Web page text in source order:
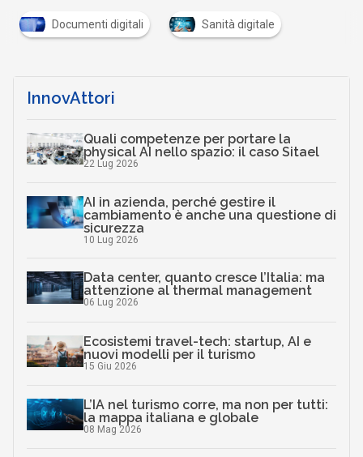
Documenti digitali Sanità digitale
InnovAttori
Quali competenze per portare la
physical AI nello spazio: il caso Sitael
22 Lug 2026
AI in azienda, perché gestire il
cambiamento è anche una questione di
sicurezza
10 Lug 2026
Data center, quanto cresce l’Italia: ma
attenzione al thermal management
06 Lug 2026
Ecosistemi travel-tech: startup, AI e
nuovi modelli per il turismo
15 Giu 2026
L’IA nel turismo corre, ma non per tutti:
la mappa italiana e globale
08 Mag 2026